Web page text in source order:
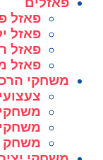
פאזל
פאזל
פאזל
פאזל
משחקי
משחק